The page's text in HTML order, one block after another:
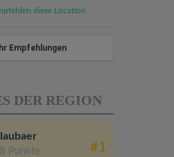
diese Location
Empfehlungen
DER REGION
Punkte #1